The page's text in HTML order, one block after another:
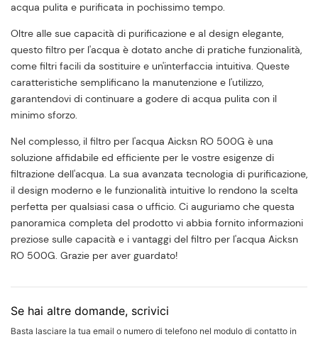
acqua pulita e purificata in pochissimo tempo.
Oltre alle sue capacità di purificazione e al design elegante,
questo filtro per l'acqua è dotato anche di pratiche funzionalità,
come filtri facili da sostituire e un'interfaccia intuitiva. Queste
caratteristiche semplificano la manutenzione e l'utilizzo,
garantendovi di continuare a godere di acqua pulita con il
minimo sforzo.
Nel complesso, il filtro per l'acqua Aicksn RO 500G è una
soluzione affidabile ed efficiente per le vostre esigenze di
filtrazione dell'acqua. La sua avanzata tecnologia di purificazione,
il design moderno e le funzionalità intuitive lo rendono la scelta
perfetta per qualsiasi casa o ufficio. Ci auguriamo che questa
panoramica completa del prodotto vi abbia fornito informazioni
preziose sulle capacità e i vantaggi del filtro per l'acqua Aicksn
RO 500G. Grazie per aver guardato!
Se hai altre domande, scrivici
Basta lasciare la tua email o numero di telefono nel modulo di contatto in